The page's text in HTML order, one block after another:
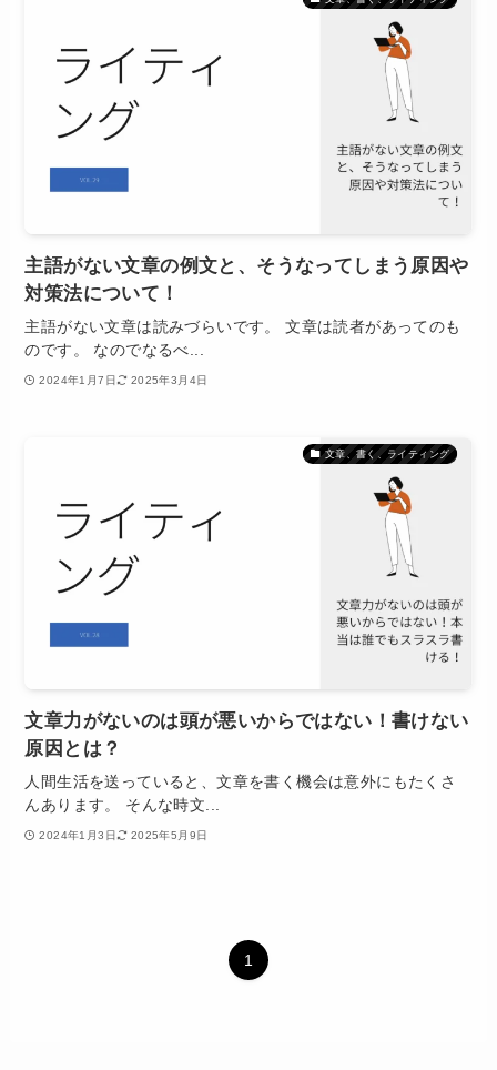
主語がない文章の例文と、そうなってしまう原因や
対策法について！
主語がない文章は読みづらいです。 文章は読者があってのも
のです。 なのでなるべ...
2024年1月7日 2025年3月4日
文章、書く、ライティング
文章力がないのは頭が悪いからではない！書けない
原因とは？
人間生活を送っていると、文章を書く機会は意外にもたくさ
んあります。 そんな時文...
2024年1月3日 2025年5月9日
1